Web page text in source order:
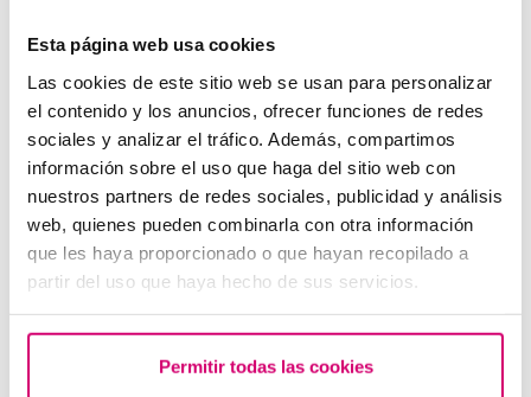
Esta página web usa cookies
Las cookies de este sitio web se usan para personalizar
el contenido y los anuncios, ofrecer funciones de redes
sociales y analizar el tráfico. Además, compartimos
información sobre el uso que haga del sitio web con
nuestros partners de redes sociales, publicidad y análisis
web, quienes pueden combinarla con otra información
que les haya proporcionado o que hayan recopilado a
partir del uso que haya hecho de sus servicios.
Permitir todas las cookies
¿Puedo quedar embarazada si he tenido o tengo
quistes en los ovarios?